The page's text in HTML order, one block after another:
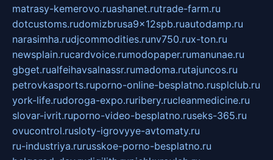
matrasy-kemerovo.ruashanet.rutrade-farm.ru
dotcustoms.rudomizbrusa9x12spb.ruautodamp.ru
narasimha.rudjcommodities.runv750.rux-ton.ru
newsplain.rucardvoice.rumodopaper.rumanunae.ru
gbget.rualfeihavsalnassr.rumadoma.rutajuncos.ru
petrovkasports.ruporno-online-besplatno.rusplclub.ru
york-life.rudoroga-expo.ruribery.rucleanmedicine.ru
slovar-ivrit.ruporno-video-besplatno.ruseks-365.ru
ovucontrol.rusloty-igrovyye-avtomaty.ru
ru-industriya.rurusskoe-porno-besplatno.ru